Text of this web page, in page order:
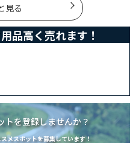
見る
品高く売れます！
トを登録しませんか？
メスポットを募集しています！